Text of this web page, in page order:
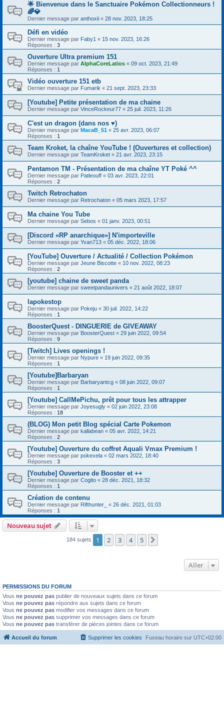
🌟 Bienvenue dans le Sanctuaire Pokémon Collectionneurs !
🌈💎
Dernier message par anthoxii « 28 nov. 2023, 18:25
Défi en vidéo
Dernier message par Faby1 « 15 nov. 2023, 16:26
Réponses : 3
Ouverture Ultra premium 151
Dernier message par AlphaCoreLatios « 09 oct. 2023, 21:49
Réponses : 1
Vidéo ouverture 151 etb
Dernier message par Fumarik « 21 sept. 2023, 23:33
[Youtube] Petite présentation de ma chaine
Dernier message par VinceRockeur77 « 25 juil. 2023, 11:26
C'est un dragon (dans nos ♥️)
Dernier message par MacaB_51 « 25 avr. 2023, 06:07
Réponses : 1
Team Kroket, la chaîne YouTube ! (Ouvertures et collection)
Dernier message par TeamKroket « 21 avr. 2023, 23:15
Pentamon TM - Présentation de ma chaîne YT Poké ^^
Dernier message par Patleouff « 03 avr. 2023, 22:01
Réponses : 2
Twitch Retrochaton
Dernier message par Retrochaton « 05 mars 2023, 17:57
Ma chaine You Tube
Dernier message par Sebos « 01 janv. 2023, 00:51
[Discord «RP anarchique»] N'importeville
Dernier message par Yvan713 « 05 déc. 2022, 18:06
[YouTube] Ouverture / Actualité / Collection Pokémon
Dernier message par Jeune Biscotte « 10 nov. 2022, 08:23
Réponses : 2
[youtube] chaine de sweet panda
Dernier message par sweetpandaunivers « 21 août 2022, 18:07
lapokestop
Dernier message par Pokeju « 30 juil. 2022, 14:22
Réponses : 1
BoosterQuest - DINGUERIE de GIVEAWAY
Dernier message par BoosterQuest « 29 juin 2022, 09:54
Réponses : 9
[Twitch] Lives openings !
Dernier message par Nypure « 19 juin 2022, 09:35
Réponses : 1
[Youtube]Barbaryan
Dernier message par Barbaryantcg « 08 juin 2022, 09:07
Réponses : 1
[Youtube] CallMePichu, prêt pour tous les attrapper
Dernier message par Joyesugly « 02 juin 2022, 23:08
Réponses : 18
(BLOG) Mon petit Blog spécial Carte Pokemon
Dernier message par kallabean « 05 avr. 2022, 14:21
Réponses : 2
[Youtube] Ouverture du coffret Aquali Vmax Premium !
Dernier message par pokexela « 02 mars 2022, 18:40
Réponses : 3
[Youtube] Ouverture de Booster et ++
Dernier message par Cogito « 28 déc. 2021, 18:32
Réponses : 1
Création de contenu
Dernier message par Rifthunter_ « 26 déc. 2021, 01:03
Réponses : 1
Nouveau sujet
184 sujets 1 2 3 4 5
Aller
PERMISSIONS DU FORUM
Vous ne pouvez pas publier de nouveaux sujets dans ce forum
Vous ne pouvez pas répondre aux sujets dans ce forum
Vous ne pouvez pas modifier vos messages dans ce forum
Vous ne pouvez pas supprimer vos messages dans ce forum
Vous ne pouvez pas transférer de pièces jointes dans ce forum
Accueil du forum Fuseau horaire sur UTC+02:00
Supprimer les cookies